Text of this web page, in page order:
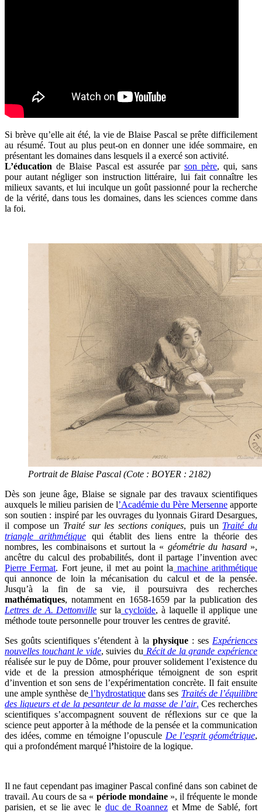
Si brève qu’elle ait été, la vie de Blaise Pascal se prête difficilement
au résumé. Tout au plus peut-on en donner une idée sommaire, en
présentant les domaines dans lesquels il a exercé son activité.
L’éducation de Blaise Pascal est assurée par son père, qui, sans
pour autant négliger son instruction littéraire, lui fait connaître les
milieux savants, et lui inculque un goût passionné pour la recherche
de la vérité, dans tous les domaines, dans les sciences comme dans
la foi.
Portrait de Blaise Pascal (Cote : BOYER : 2182)
Dès son jeune âge, Blaise se signale par des travaux scientifiques
auxquels le milieu parisien de l’Académie du Père Mersenne apporte
son soutien : inspiré par les ouvrages du lyonnais Girard Desargues,
il compose un Traité sur les sections coniques, puis un Traité du
triangle arithmétique qui établit des liens entre la théorie des
nombres, les combinaisons et surtout la « géométrie du hasard»,
ancêtre du calcul des probabilités, dont il partage l’invention avec
Pierre Fermat. Fort jeune, il met au point la machine arithmétique
qui annonce de loin la mécanisation du calcul et de la pensée.
Jusqu’à la fin de sa vie, il poursuivra des recherches
mathématiques, notamment en 1658-1659 par la publication des
Lettres de A. Dettonville sur la cycloïde, à laquelle il applique une
méthode toute personnelle pour trouver les centres de gravité.
Ses goûts scientifiques s’étendent à la physique: ses Expériences
nouvelles touchant le vide, suivies du Récit de la grande expérience
réalisée sur le puy de Dôme, pour prouver solidement l’existence du
vide et de la pression atmosphérique témoignent de son esprit
d’invention et son sens de l’expérimentation concrète. Il fait ensuite
une ample synthèse del’hydrostatiquedans ses Traités de l’équilibre
des liqueurs et de la pesanteur de la masse de l’air. Ces recherches
scientifiques s’accompagnent souvent de réflexions sur ce que la
science peut apporter à la méthode de la pensée et la communication
des idées, comme en témoigne l’opuscule De l’esprit géométrique,
qui a profondément marqué l’histoire de la logique.
Il ne faut cependant pas imaginer Pascal confiné dans son cabinet de
travail. Au cours de sa « période mondaine », il fréquente le monde
parisien, et se lie avec le duc de Roannezet Mme de Sablé, fort